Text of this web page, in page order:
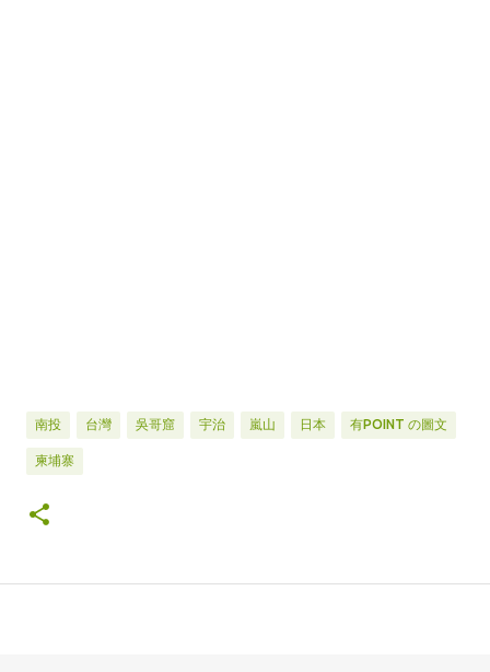
南投 台灣 吳哥窟 宇治 嵐山 日本 有POINT の圖文
柬埔寨